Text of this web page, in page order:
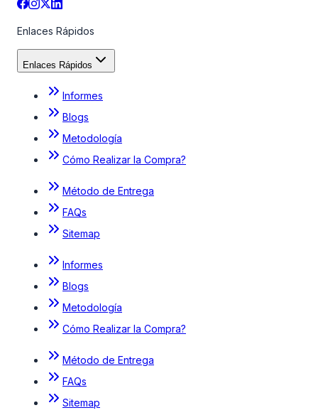
Enlaces Rápidos
Enlaces Rápidos
Informes
Blogs
Metodología
Cómo Realizar la Compra?
Método de Entrega
FAQs
Sitemap
Informes
Blogs
Metodología
Cómo Realizar la Compra?
Método de Entrega
FAQs
Sitemap